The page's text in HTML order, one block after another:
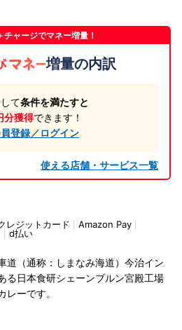
チャージでマネー増量！
増量の内訳
て条件を満たすと
分獲得できます！
登録／ログイン
使える店舗・サービス一覧
レジットカード
Amazon Pay
d払い
（通称：しまなみ海道）今治イン
る日本食研シェーンブルン宮殿工場
レーです。